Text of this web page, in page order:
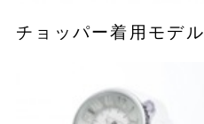
チョッパー着用モデル